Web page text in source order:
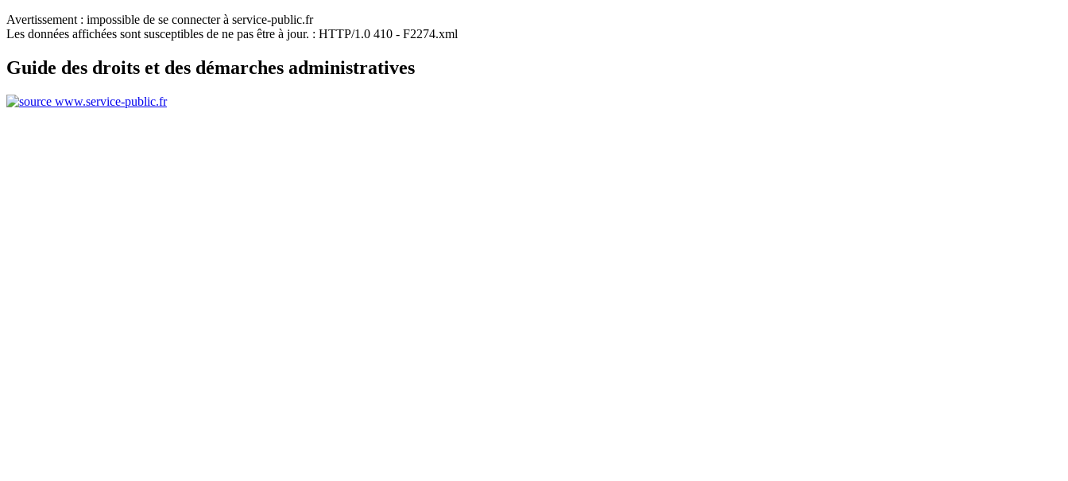
Avertissement : impossible de se connecter à service-public.fr
Les données affichées sont susceptibles de ne pas être à jour. : HTTP/1.0 410 - F2274.xml
Guide des droits et des démarches administratives